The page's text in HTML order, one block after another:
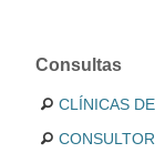
Consultas
CLÍNICAS